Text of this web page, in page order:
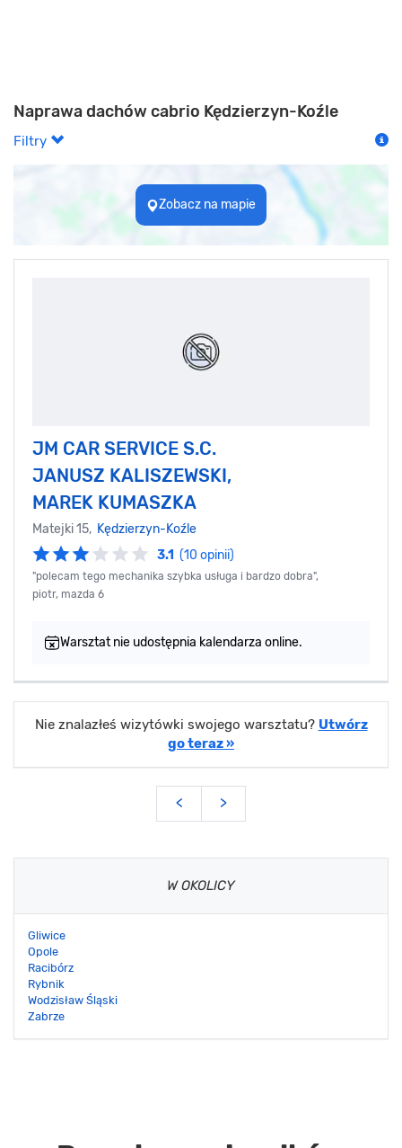
Naprawa dachów cabrio Kędzierzyn-Koźle
Filtry
Zobacz na mapie
JM CAR SERVICE S.C.
JANUSZ KALISZEWSKI,
MAREK KUMASZKA
Matejki 15, Kędzierzyn-Koźle
3.1 (10 opinii)
"polecam tego mechanika szybka usługa i bardzo dobra",
piotr, mazda 6
Warsztat nie udostępnia kalendarza online.
Nie znalazłeś wizytówki swojego warsztatu? Utwórz
go teraz »
< >
W OKOLICY
Gliwice
Opole
Racibórz
Rybnik
Wodzisław Śląski
Zabrze